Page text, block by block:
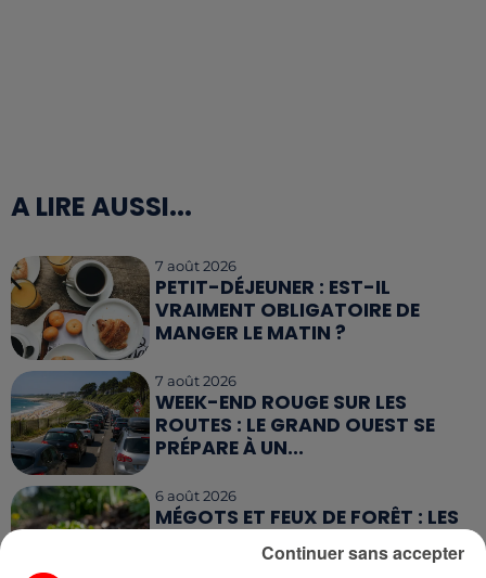
A LIRE AUSSI...
7 août 2026
PETIT-DÉJEUNER : EST-IL
VRAIMENT OBLIGATOIRE DE
MANGER LE MATIN ?
7 août 2026
WEEK-END ROUGE SUR LES
ROUTES : LE GRAND OUEST SE
PRÉPARE À UN...
6 août 2026
MÉGOTS ET FEUX DE FORÊT : LES
INDUSTRIELS DU TABAC BIENTÔT
Continuer sans accepter